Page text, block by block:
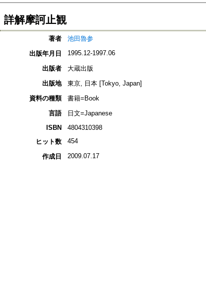
詳解摩訶止観
著者
池田魯参
出版年月日
1995.12-1997.06
出版者
大蔵出版
出版地
東京, 日本 [Tokyo, Japan]
資料の種類
書籍=Book
言語
日文=Japanese
ISBN
4804310398
ヒット数
454
作成日 2009.07.17